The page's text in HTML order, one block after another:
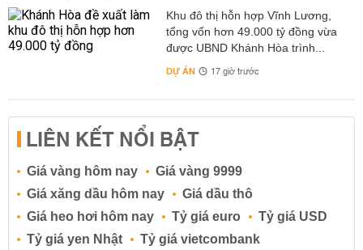
Khu đô thị hỗn hợp Vĩnh Lương,
tổng vốn hơn 49.000 tỷ đồng vừa
được UBND Khánh Hòa trình...
DỰ ÁN 17 giờ trước
LIÊN KẾT NỔI BẬT
Giá vàng hôm nay
Giá vàng 9999
Giá xăng dầu hôm nay
Giá dầu thô
Giá heo hơi hôm nay
Tỷ giá euro
Tỷ giá USD
Tỷ giá yen Nhật
Tỷ giá vietcombank